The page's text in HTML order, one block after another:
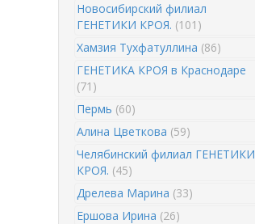
Новосибирский филиал
ГЕНЕТИКИ КРОЯ. (101)
Хамзия Тухфатуллина (86)
ГЕНЕТИКА КРОЯ в Краснодаре
(71)
Пермь (60)
Алина Цветкова (59)
Челябинский филиал ГЕНЕТИКИ
КРОЯ. (45)
Дрелева Марина (33)
Ершова Ирина (26)